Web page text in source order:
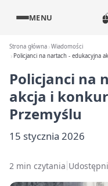
MENU
Strona główna Wiadomości
Policjanci na nartach - edukacyjna
Policjanci na
akcja i
Przemyślu
15 stycznia 2026
2 min czytania